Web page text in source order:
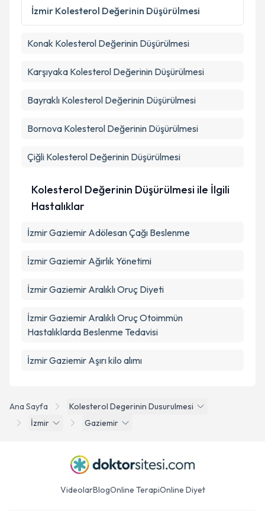
Metni
'ni okudum ve kişisel verilerimin belirtilen
kapsamda işlenmesini kabul ediyorum.
Ana Sayfa
Kolesterol Degerinin Dusurulmesi
İzmir
Gaziemir
İzmir Kolesterol Değerinin Düşürülmesi
Konak Kolesterol Değerinin Düşürülmesi
Karşıyaka Kolesterol Değerinin Düşürülmesi
Bayraklı Kolesterol Değerinin Düşürülmesi
Bornova Kolesterol Değerinin Düşürülmesi
Çiğli Kolesterol Değerinin Düşürülmesi
Kolesterol Değerinin Düşürülmesi ile İlgili
Hastalıklar
İzmir Gaziemir Adölesan Çağı Beslenme
İzmir Gaziemir Ağırlık Yönetimi
İzmir Gaziemir Aralıklı Oruç Diyeti
İzmir Gaziemir Aralıklı Oruç Otoimmün
Hastalıklarda Beslenme Tedavisi
İzmir Gaziemir Aşırı kilo alımı
VideolarBlogOnline TerapiOnline Diyet